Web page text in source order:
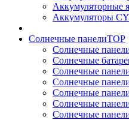
Аккумуляторные
Аккумуляторы
Солнечные панелиTOP
Солнечные
Солнечные
Солнечные
Солнечные
Солнечные
Солнечные
Солнечные